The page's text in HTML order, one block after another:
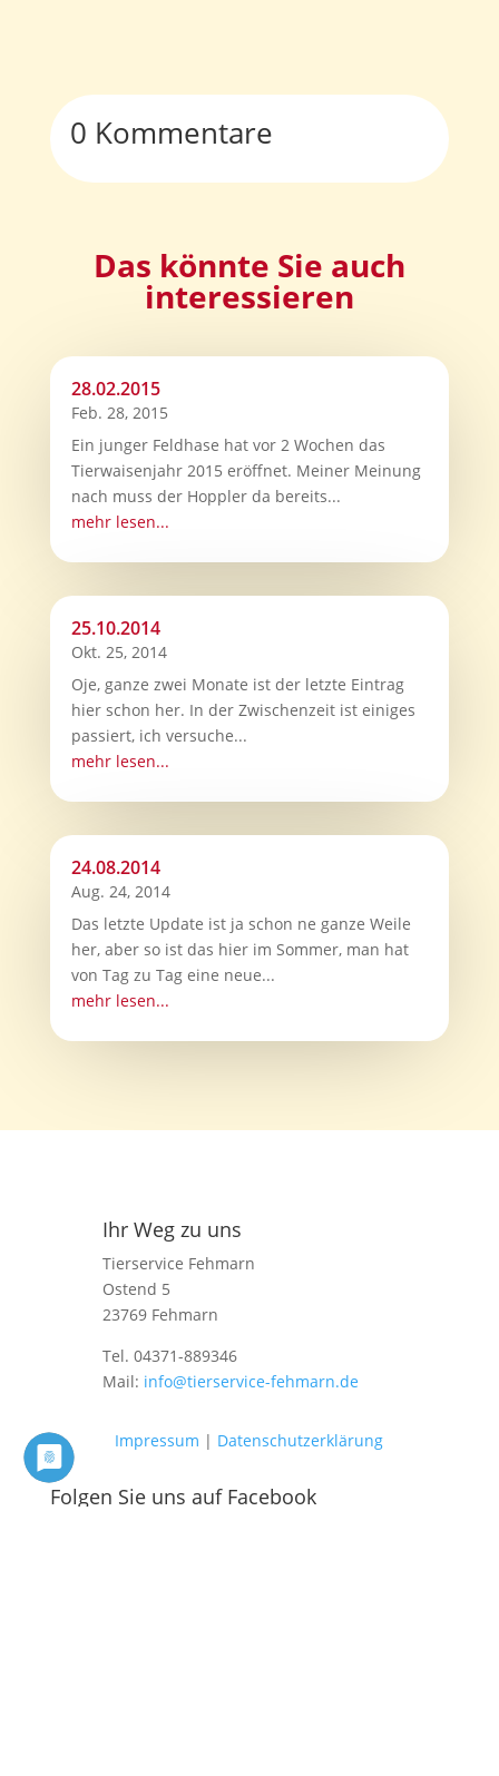
0 Kommentare
Das könnte Sie auch
interessieren
28.02.2015
Feb. 28, 2015
Ein junger Feldhase hat vor 2 Wochen das
Tierwaisenjahr 2015 eröffnet. Meiner Meinung
nach muss der Hoppler da bereits...
mehr lesen...
25.10.2014
Okt. 25, 2014
Oje, ganze zwei Monate ist der letzte Eintrag
hier schon her. In der Zwischenzeit ist einiges
passiert, ich versuche...
mehr lesen...
24.08.2014
Aug. 24, 2014
Das letzte Update ist ja schon ne ganze Weile
her, aber so ist das hier im Sommer, man hat
von Tag zu Tag eine neue...
mehr lesen...
Ihr Weg zu uns
Tierservice Fehmarn
Ostend 5
23769 Fehmarn
Tel. 04371-889346
Mail: info@tierservice-fehmarn.de
Impressum | Datenschutzerklärung
Folgen Sie uns auf Facebook